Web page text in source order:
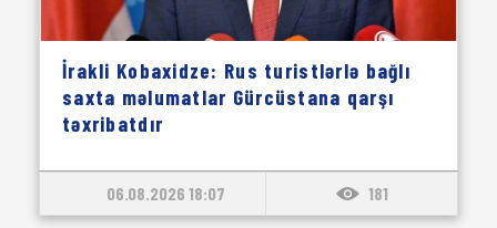
İrakli Kobaxidze: Rus turistlərlə bağlı
saxta məlumatlar Gürcüstana qarşı
təxribatdır
06.08.2026 18:07 181